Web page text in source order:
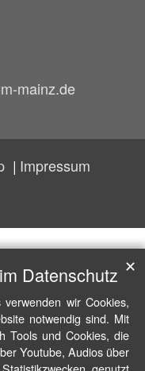
mainz.de
Impressum
Datenschutz
wir Cookies,
notwendig sind. Mit
Tools und Cookies, die
Youtube, Audios über
✕